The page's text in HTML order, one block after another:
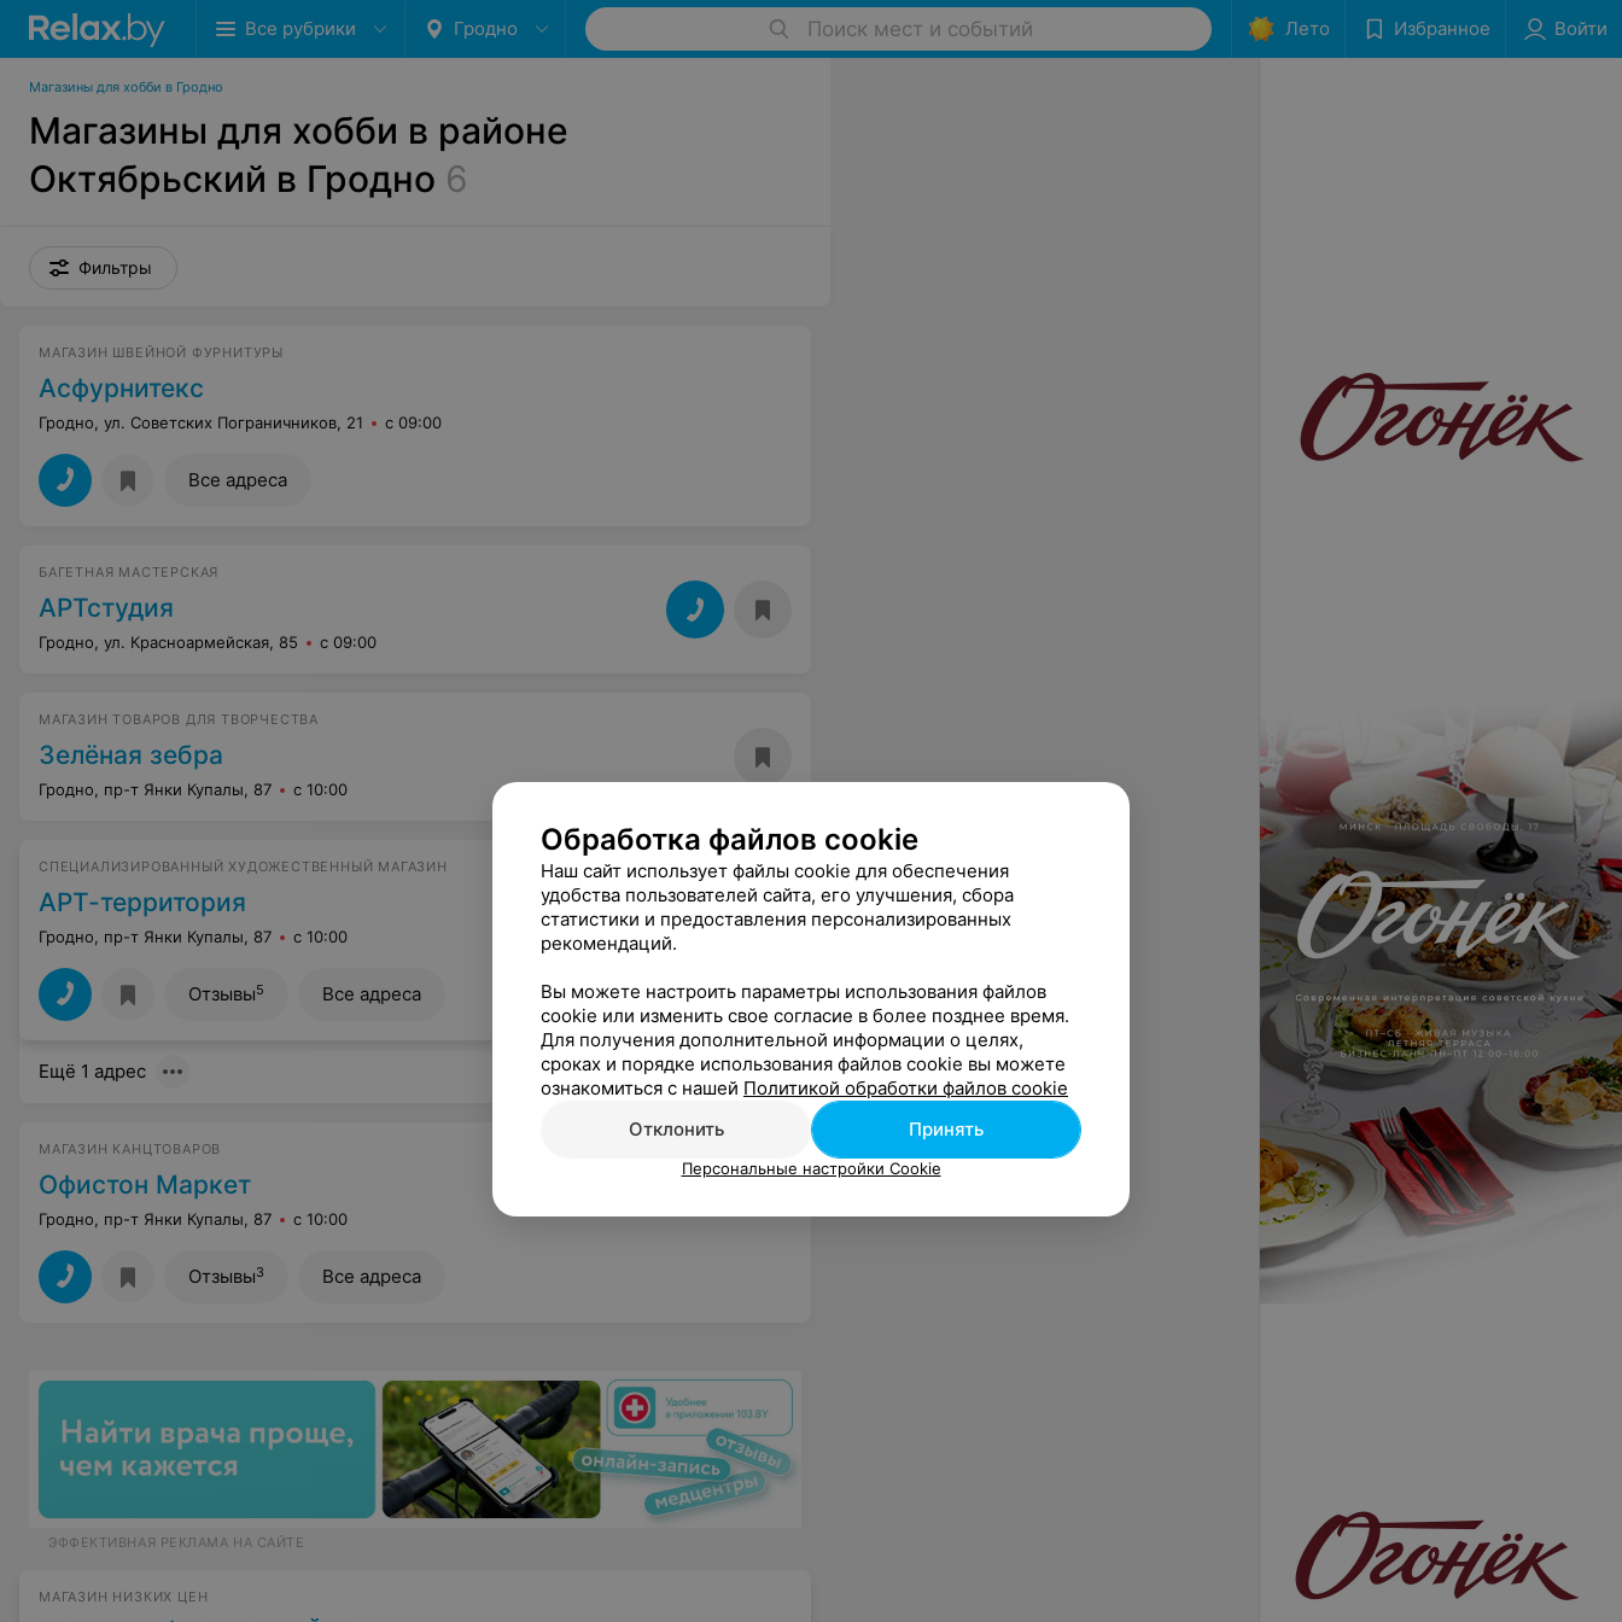
Все рубрики Гродно Поиск мест и событий Лето Избранное Войти
Магазины для хобби в Гродно
Магазины для хобби в районе
Октябрьский в Гродно 6
Фильтры
МАГАЗИН ШВЕЙНОЙ ФУРНИТУРЫ
Асфурнитекс
Гродно, ул. Советских Пограничников, 21 с 09:00
Все адреса
БАГЕТНАЯ МАСТЕРСКАЯ
АРТстудия
Гродно, ул. Красноармейская, 85 с 09:00
МАГАЗИН ТОВАРОВ ДЛЯ ТВОРЧЕСТВА
Зелёная зебра
Гродно, пр-т Янки Купалы, 87 с 10:00
СПЕЦИАЛИЗИРОВАННЫЙ ХУДОЖЕСТВЕННЫЙ МАГАЗИН
АРТ-территория
Гродно, пр-т Янки Купалы, 87 с 10:00
Отзывы5 Все адреса
Ещё 1 адрес
МАГАЗИН КАНЦТОВАРОВ
Офистон Маркет
Гродно, пр-т Янки Купалы, 87 с 10:00
Отзывы3 Все адреса
ЭФФЕКТИВНАЯ РЕКЛАМА НА САЙТЕ
МАГАЗИН НИЗКИХ ЦЕН
Обработка файлов cookie
Наш сайт использует файлы cookie для обеспечения
удобства пользователей сайта, его улучшения, сбора
статистики и предоставления персонализированных
рекомендаций.
Вы можете настроить параметры использования файлов
cookie или изменить свое согласие в более позднее время.
Для получения дополнительной информации о целях,
сроках и порядке использования файлов cookie вы можете
ознакомиться с нашей Политикой обработки файлов cookie
Отклонить
Принять
Персональные настройки Cookie